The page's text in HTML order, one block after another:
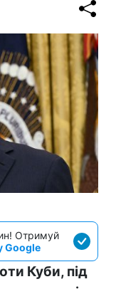
Отримуй
Google
Куби, під